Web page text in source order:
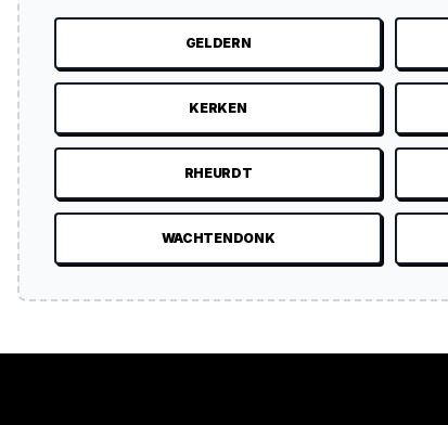
GELDERN
KERKEN
RHEURDT
WACHTENDONK